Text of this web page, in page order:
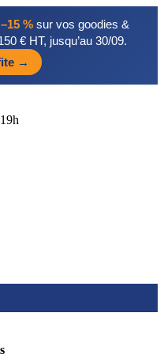
–15 %sur vos goodies &
€ HT, jusqu’au 30/09.
→